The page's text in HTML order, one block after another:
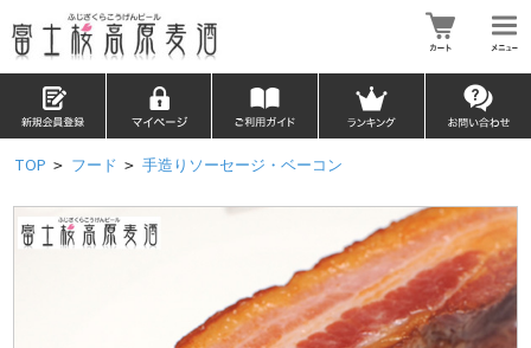
TOP > フード > 手造りソーセージ・ベーコン